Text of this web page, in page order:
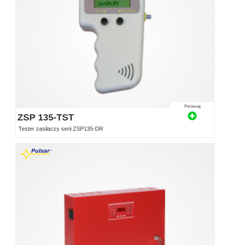
Porównaj
ZSP 135-TST
Tester zasilaczy serii ZSP135-DR